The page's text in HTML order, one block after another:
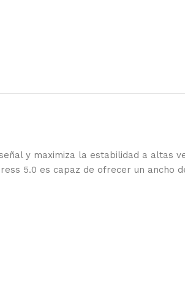
y maximiza la estabilidad a altas
5.0 es capaz de ofrecer un ancho